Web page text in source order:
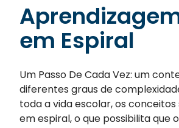
em Espiral
Um Passo De Cada Vez: um
diferentes graus de
toda a vida escolar, os
em espiral, o que possibilita que